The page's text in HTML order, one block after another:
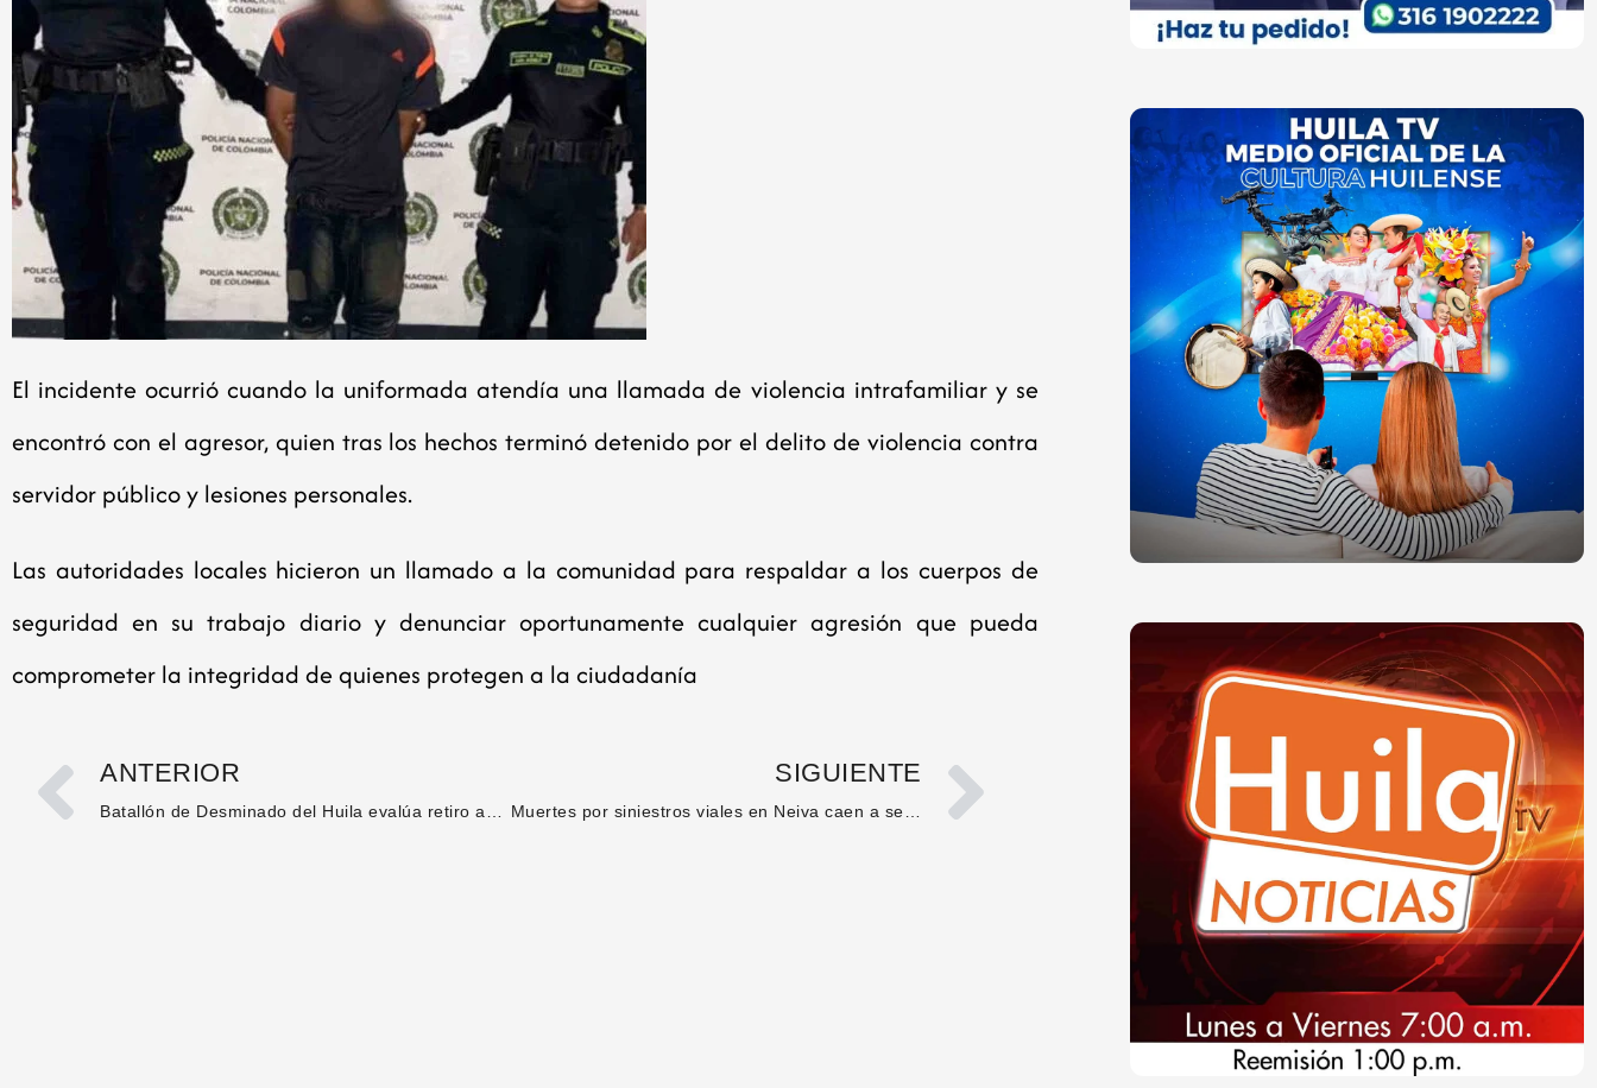
El incidente ocurrió cuando la uniformada atendía una llamada de violencia intrafamiliar y se
encontró con el agresor, quien tras los hechos terminó detenido por el delito de violencia contra
servidor público y lesiones personales.
Las autoridades locales hicieron un llamado a la comunidad para respaldar a los cuerpos de
seguridad en su trabajo diario y denunciar oportunamente cualquier agresión que pueda
comprometer la integridad de quienes protegen a la ciudadanía
ANTERIOR SIGUIENTE